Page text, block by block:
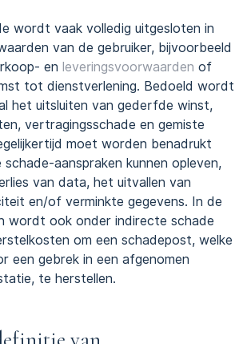
wordt vaak volledig uitgesloten in
van de gebruiker, bijvoorbeeld
en leveringsvoorwaarden of
tot dienstverlening. Bedoeld wordt
het uitsluiten van gederfde winst,
vertragingsschade en gemiste
moet worden benadrukt
aanspraken kunnen opleven,
van data, het uitvallen van
en/of verminkte gegevens. In de
wordt ook onder indirecte schade
om een schadepost, welke
een gebrek in een afgenomen
te herstellen.